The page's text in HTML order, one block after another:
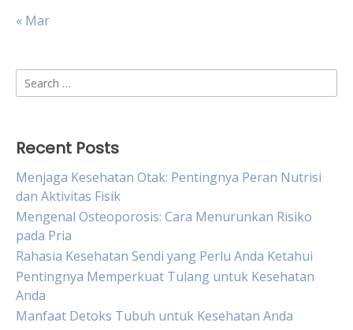
« Mar
Search
for:
Recent Posts
Menjaga Kesehatan Otak: Pentingnya Peran Nutrisi
dan Aktivitas Fisik
Mengenal Osteoporosis: Cara Menurunkan Risiko
pada Pria
Rahasia Kesehatan Sendi yang Perlu Anda Ketahui
Pentingnya Memperkuat Tulang untuk Kesehatan
Anda
Manfaat Detoks Tubuh untuk Kesehatan Anda